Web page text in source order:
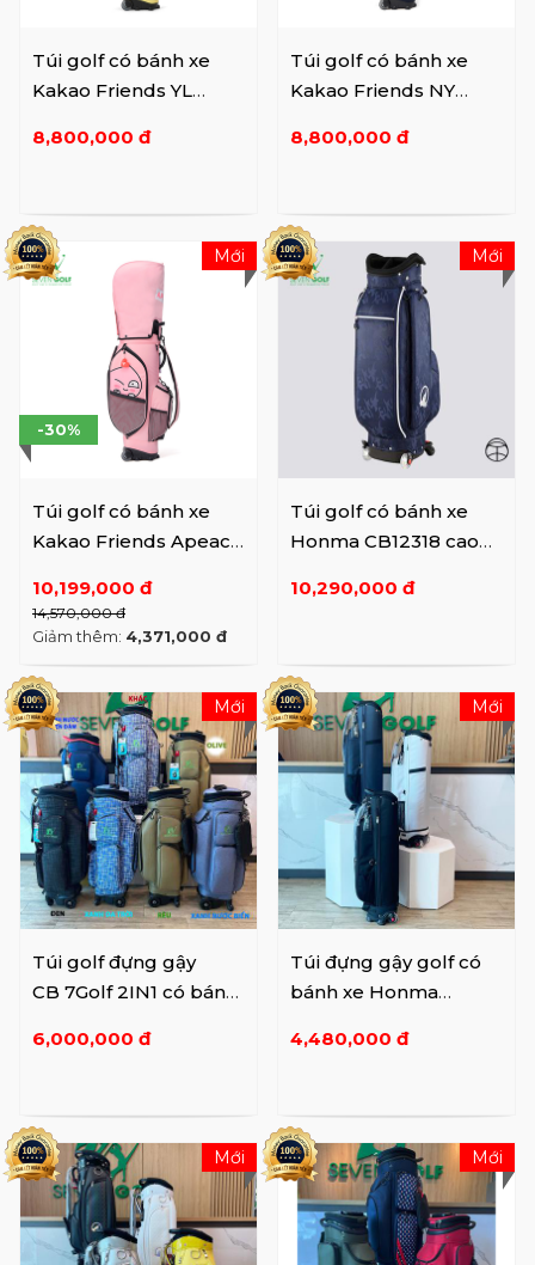
Túi golf có bánh xe
Kakao Friends YL
F01
8,800,000 đ
Túi golf có bánh xe
Kakao Friends NY
F01
8,800,000 đ
Túi golf có bánh xe
Kakao Friends Apeach
F01
10,199,000 đ
14,570,000 đ
-30%
Giảm thêm: 4,371,000 đ
Mới
Túi golf có bánh xe
Honma CB12318 cao
10,290,000 đ
Mới
Túi golf đựng gậy
CB 7Golf 2IN1 có bánh
6,000,000 đ
Mới
Túi đựng gậy golf có
bánh xe Honma
4,480,000 đ
Mới
Mới Mới